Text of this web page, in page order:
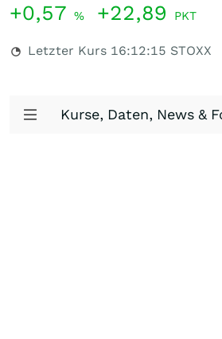
+0,57 % +22,89 PKT
Letzter Kurs 16:12:15 STOXX
Kurse, Daten, News &